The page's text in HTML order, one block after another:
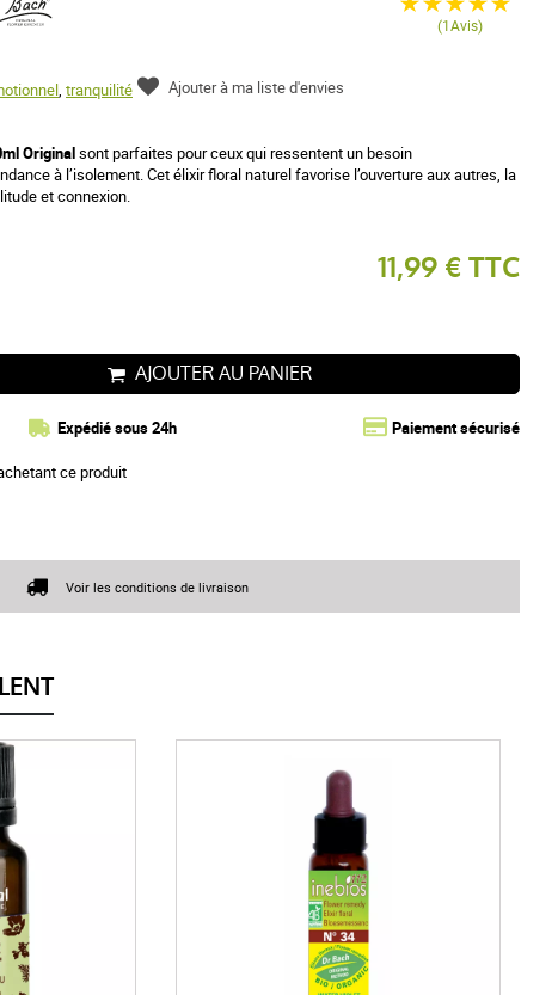
, tranquilité
Originalsont parfaites pour ceux qui ressentent un besoin
à l’isolement. Cet élixir floral naturel favorise l’ouverture aux autres, la
et connexion.
11,99 € TTC
AJOUTER AU PANIER
Expédié sous 24h Paiement sécurisé
ce produit
(1Avis)
Ajouter à ma liste d'envies
Voir les conditions de livraison